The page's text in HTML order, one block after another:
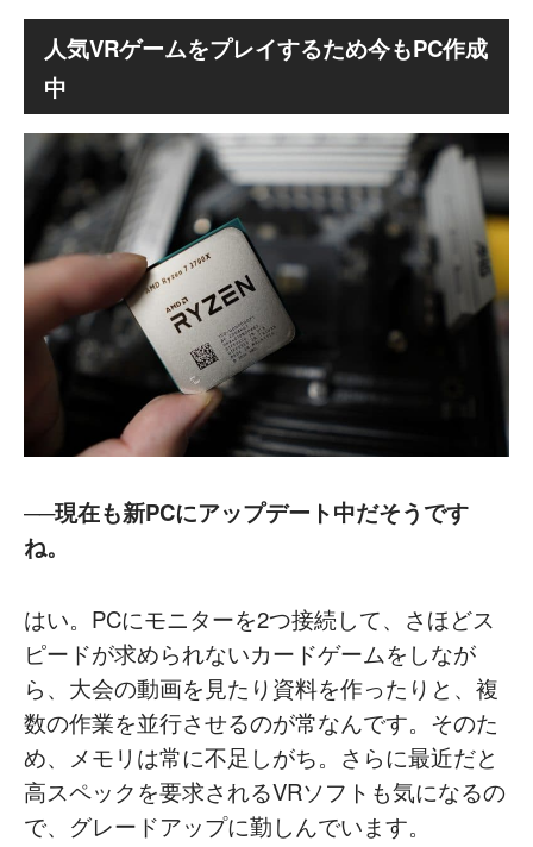
人気VRゲームをプレイするため今もPC作成
中
──現在も新PCにアップデート中だそうです
ね。
はい。PCにモニターを2つ接続して、さほどス
ピードが求められないカードゲームをしなが
ら、大会の動画を見たり資料を作ったりと、複
数の作業を並行させるのが常なんです。そのた
め、メモリは常に不足しがち。さらに最近だと
高スペックを要求されるVRソフトも気になるの
で、グレードアップに勤しんでいます。